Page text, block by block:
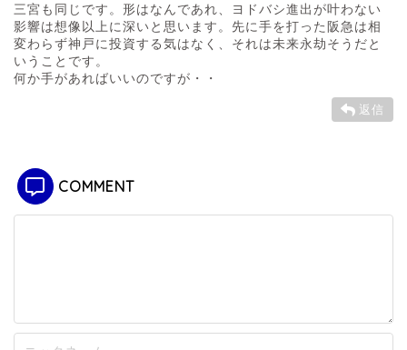
三宮も同じです。形はなんであれ、ヨドバシ進出が叶わない
影響は想像以上に深いと思います。先に手を打った阪急は相
変わらず神戸に投資する気はなく、それは未来永劫そうだと
いうことです。
何か手があればいいのですが・・
返信
COMMENT